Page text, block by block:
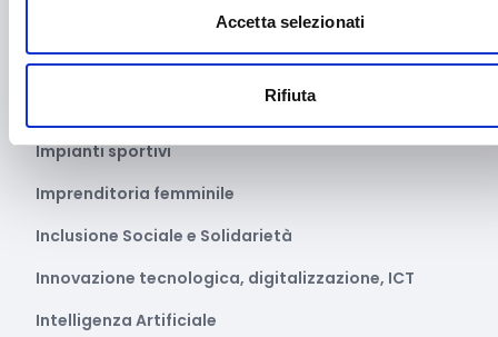
Accetta selezionati
Rifiuta
Giustizia e sicurezza
Impianti sportivi
Imprenditoria femminile
Inclusione Sociale e Solidarietà
Innovazione tecnologica, digitalizzazione, ICT
Intelligenza Artificiale